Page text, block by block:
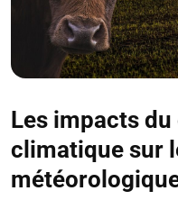
Les impacts
climatique sur